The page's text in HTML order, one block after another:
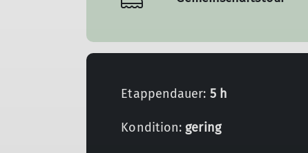
Etappendauer: 5 h
Kondition: gering